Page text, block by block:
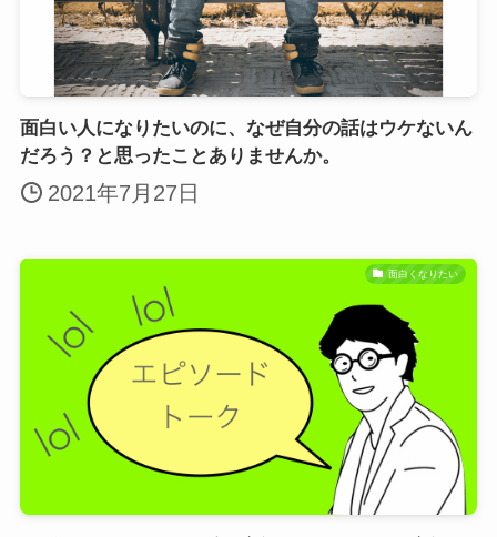
面白い人になりたいのに、なぜ自分の話はウケないん
だろう？と思ったことありませんか。
2021年7月27日
面白くなりたい